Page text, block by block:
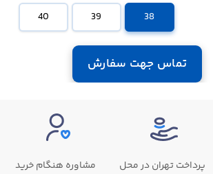
38
39
40
تماس جهت سفارش
پرداخت تهران در محل مشاوره هنگام خرید